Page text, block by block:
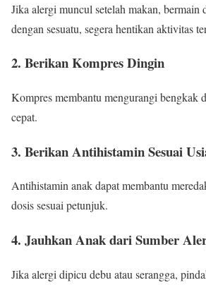
Jika alergi muncul setelah makan, bermain
dengan sesuatu, segera hentikan aktivitas
2. Berikan Kompres Dingin
Kompres membantu mengurangi bengkak
cepat.
3. Berikan Antihistamin Sesuai
Antihistamin anak dapat membantu
dosis sesuai petunjuk.
4. Jauhkan Anak dari Sumber
Jika alergi dipicu debu atau serangga,